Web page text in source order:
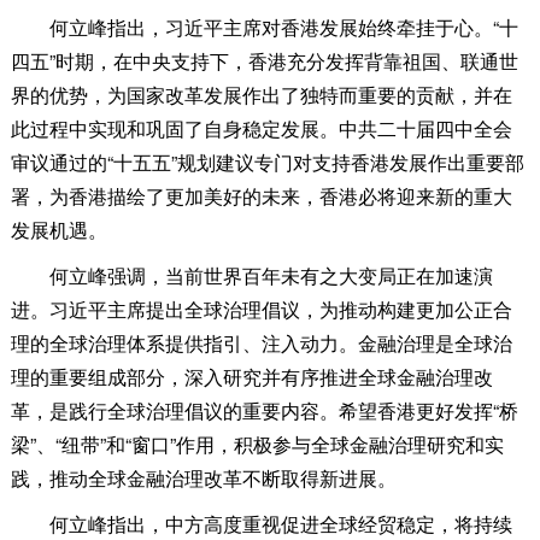
何立峰指出，习近平主席对香港发展始终牵挂于心。“十
四五”时期，在中央支持下，香港充分发挥背靠祖国、联通世
界的优势，为国家改革发展作出了独特而重要的贡献，并在
此过程中实现和巩固了自身稳定发展。中共二十届四中全会
审议通过的“十五五”规划建议专门对支持香港发展作出重要部
署，为香港描绘了更加美好的未来，香港必将迎来新的重大
发展机遇。
何立峰强调，当前世界百年未有之大变局正在加速演
进。习近平主席提出全球治理倡议，为推动构建更加公正合
理的全球治理体系提供指引、注入动力。金融治理是全球治
理的重要组成部分，深入研究并有序推进全球金融治理改
革，是践行全球治理倡议的重要内容。希望香港更好发挥“桥
梁”、“纽带”和“窗口”作用，积极参与全球金融治理研究和实
践，推动全球金融治理改革不断取得新进展。
何立峰指出，中方高度重视促进全球经贸稳定，将持续